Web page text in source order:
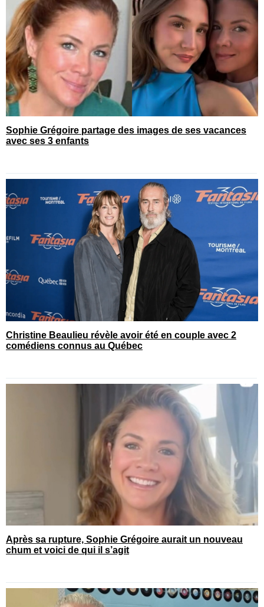
Sophie Grégoire partage des images de ses vacances
avec ses 3 enfants
Christine Beaulieu révèle avoir été en couple avec 2
comédiens connus au Québec
Après sa rupture, Sophie Grégoire aurait un nouveau
chum et voici de qui il s’agit